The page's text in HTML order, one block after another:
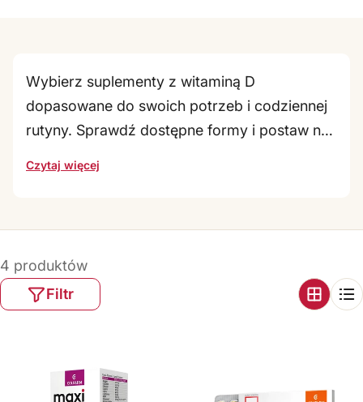
e
u
y
z
n
e
C
Wybierz suplementy z witaminą D
dopasowane do swoich potrzeb i codziennej
rutyny. Sprawdź dostępne formy i postaw na
wtedy gdy słońca jest mniej. Sięgnij po
regularnym stosowaniu i prostej
suplementacji.
Czytaj więcej
4 produktów
Filtr